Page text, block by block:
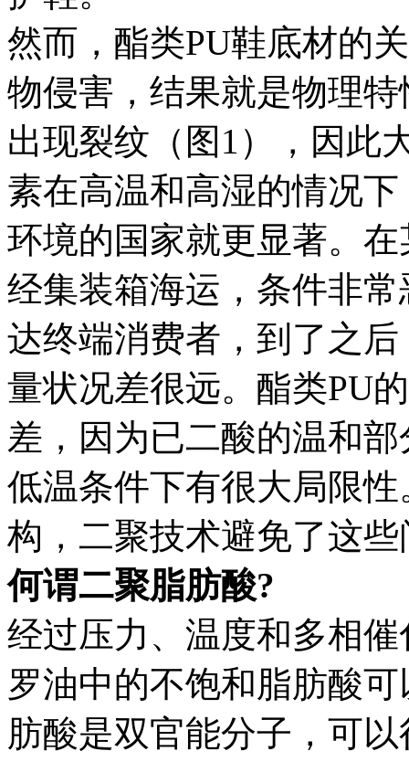
然而，酯类PU鞋底材的
物侵害，结果就是物理
出现裂纹（图1），因此
素在高温和高湿的情况
环境的国家就更显著。
经集装箱海运，条件非
达终端消费者，到了之
量状况差很远。酯类PU
差，因为已二酸的温和
低温条件下有很大局限
构，二聚技术避免了这些
何谓二聚脂肪酸?
经过压力、温度和多相
罗油中的不饱和脂肪酸
肪酸是双官能分子，可